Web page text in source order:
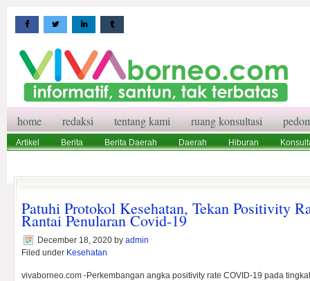
home redaksi tentang kami ruang konsultasi
Artikel Berita Berita Daerah Daerah Hiburan
Patuhi Protokol Kesehatan, Tekan Positivity
Rantai Penularan Covid-19
December 18, 2020 by admin
Filed under Kesehatan
vivaborneo.com -Perkembangan angka positivity rate COVID-19 pada